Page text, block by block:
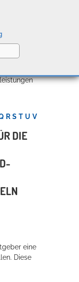
R S T U V
DIE
eine
Diese